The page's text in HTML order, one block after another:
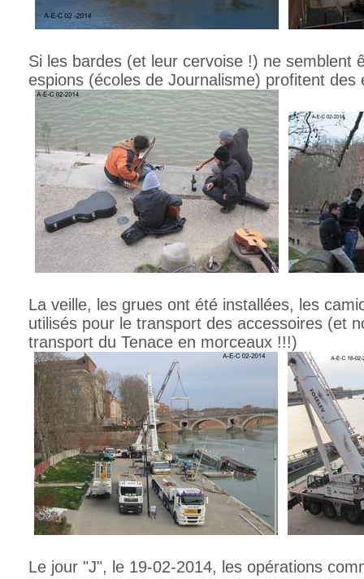
Si les bardes (et leur cervoise !) ne semblent
espions (écoles de Journalisme) profitent des
La veille, les grues ont été installées, les
utilisés pour le transport des accessoires (et
transport du Tenace en morceaux !!!)
Le jour "J", le 19-02-2014, les opérations